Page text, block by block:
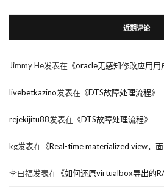
近期评论
Jimmy He发表在《oracle无感知修改应用用
livebetkazino发表在《DTS故障处理流程》
rejekijitu88发表在《DTS故障处理流程》
kg发表在《Real-time materialized view，
李曰福发表在《如何还原virtualbox导出的